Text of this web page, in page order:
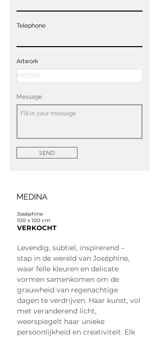
Telephone
Artwork
Message
SEND
MEDINA
Joséphine
100 x 100 cm
VERKOCHT
Levendig, subtiel, inspirerend –
stap in de wereld van Joséphine,
waar felle kleuren en delicate
vormen samenkomen om de
grauwheid van regenachtige
dagen te verdrijven. Haar kunst, vol
met veranderend licht,
weerspiegelt haar unieke
persoonlijkheid en creativiteit. Elk